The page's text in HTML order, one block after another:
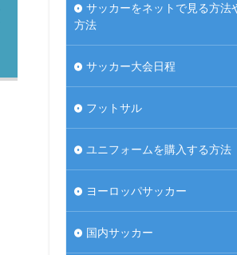
サッカーをネットで見る方法
方法
サッカー大会日程
フットサル
ユニフォームを購入する方法
ヨーロッパサッカー
国内サッカー